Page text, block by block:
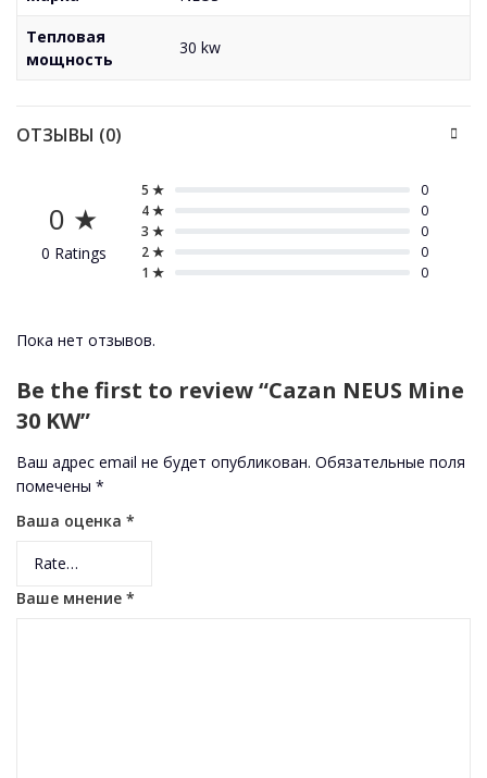
Тепловая
мощность
30 kw
ОТЗЫВЫ (0)
0 ★
0 Ratings
5 ★
0
4 ★
0
3 ★
0
2 ★
0
1 ★
0
Пока нет отзывов.
Be the first to review “Cazan NEUS Mine
30 KW”
Ваш адрес email не будет опубликован. Обязательные поля
помечены *
Ваша оценка *
Ваше мнение *